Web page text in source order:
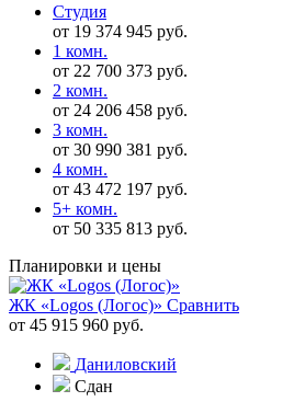
Студия
от 19 374 945 руб.
1 комн.
от 22 700 373 руб.
2 комн.
от 24 206 458 руб.
3 комн.
от 30 990 381 руб.
4 комн.
от 43 472 197 руб.
5+ комн.
от 50 335 813 руб.
Планировки и цены
ЖК «Logos (Логос)» Сравнить
от 45 915 960 руб.
Даниловский
Сдан